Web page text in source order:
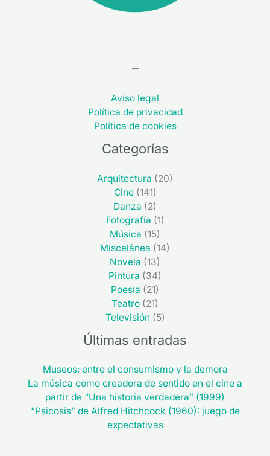
–
Aviso legal
Política de privacidad
Política de cookies
Categorías
Arquitectura (20)
Cine(141)
Danza (2)
Fotografía (1)
Música (15)
Miscelánea (14)
Novela (13)
Pintura (34)
Poesía (21)
Teatro (21)
Televisión (5)
Últimas entradas
Museos: entre el consumismo y la demora
La música como creadora de sentido en el cine a
partir de “Una historia verdadera” (1999)
“Psicosis” de Alfred Hitchcock (1960): juego de
expectativas